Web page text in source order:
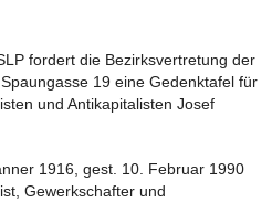
fordert die Bezirksvertretung der
19 eine Gedenktafel für
und Antikapitalisten Josef
1916, gest. 10. Februar 1990
Gewerkschafter und